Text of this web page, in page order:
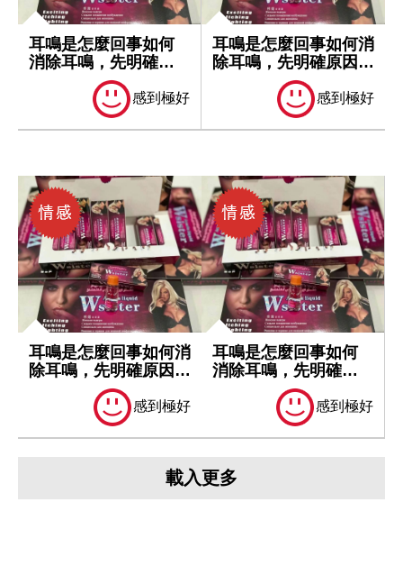
耳鳴是怎麼回事如何
消除耳鳴，先明確原
感到極好
耳鳴是怎麼回事如何消
除耳鳴，先明確原因再
感到極好
耳鳴是怎麼回事如何消
除耳鳴，先明確原因再
感到極好
耳鳴是怎麼回事如何
消除耳鳴，先明確原
感到極好
載入更多